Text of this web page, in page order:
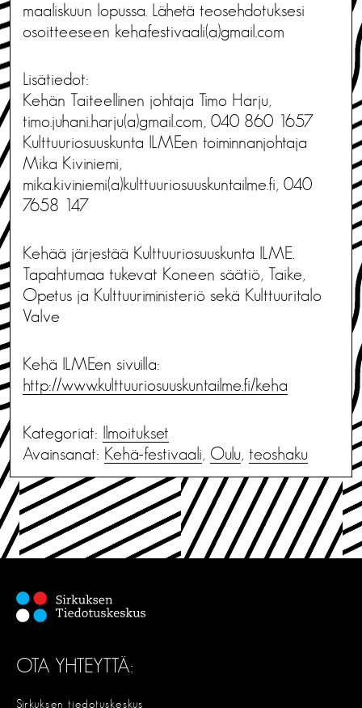
maaliskuun lopussa. Lähetä teosehdotuksesi
osoitteeseen kehafestivaali(a)gmail.com
Lisätiedot:
Kehän Taiteellinen johtaja Timo Harju,
timo.juhani.harju(a)gmail.com, 040 860 1657
Kulttuuriosuuskunta ILMEen toiminnanjohtaja
Mika Kiviniemi,
mika.kiviniemi(a)kulttuuriosuuskuntailme.fi, 040
7658 147
Kehää järjestää Kulttuuriosuuskunta ILME.
Tapahtumaa tukevat Koneen säätiö, Taike,
Opetus ja Kulttuuriministeriö sekä Kulttuuritalo
Valve
Kehä ILMEen sivuilla:
http://www.kulttuuriosuuskuntailme.fi/keha
Kategoriat:
Ilmoitukset
Avainsanat: Kehä-festivaali, Oulu, teoshaku
OTA YHTEYTTÄ:
Sirkuksen tiedotuskeskus